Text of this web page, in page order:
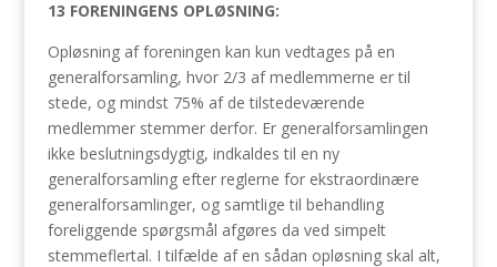
13 FORENINGENS OPLØSNING:
Opløsning af foreningen kan kun vedtages på en
generalforsamling, hvor 2/3 af medlemmerne er til
stede, og mindst 75% af de tilstedeværende
medlemmer stemmer derfor. Er generalforsamlingen
ikke beslutningsdygtig, indkaldes til en ny
generalforsamling efter reglerne for ekstraordinære
generalforsamlinger, og samtlige til behandling
foreliggende spørgsmål afgøres da ved simpelt
stemmeflertal. I tilfælde af en sådan opløsning skal alt,